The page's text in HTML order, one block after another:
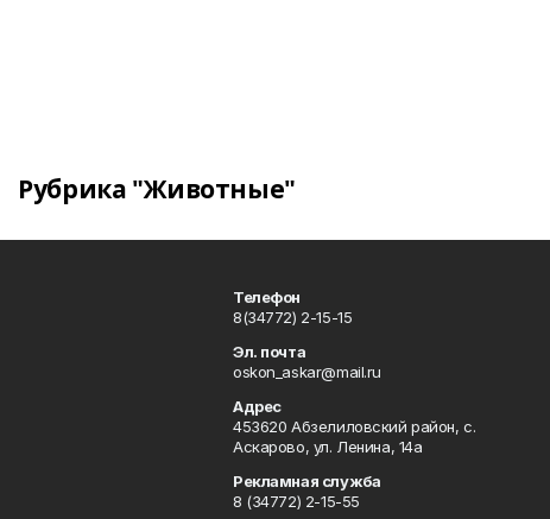
Рубрика "Животные"
Телефон
8(34772) 2-15-15
Эл. почта
oskon_askar@mail.ru
Адрес
453620 Абзелиловский район, с.
Аскарово, ул. Ленина, 14а
Рекламная служба
8 (34772) 2-15-55